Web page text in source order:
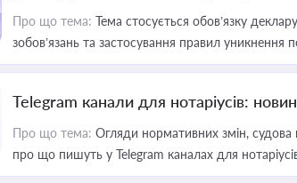
Про що тема: Тема стосується обов’язку
зобов’язань та застосування правил уникнення
Telegram канали для нотаріусів:
Про що тема: Огляди нормативних змін, судова
про що пишуть у Telegram каналах для